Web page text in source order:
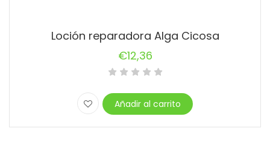
Loción reparadora Alga Cicosa
€12,36
Añadir al carrito